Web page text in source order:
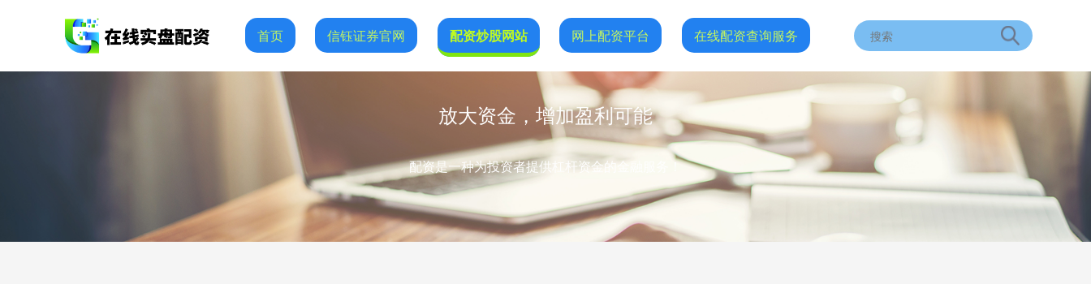
首页 信钰证券官网 配资炒股网站 网上配资平台 在线配资查询服务
放大资金，增加盈利可能
配资是一种为投资者提供杠杆资金的金融服务！